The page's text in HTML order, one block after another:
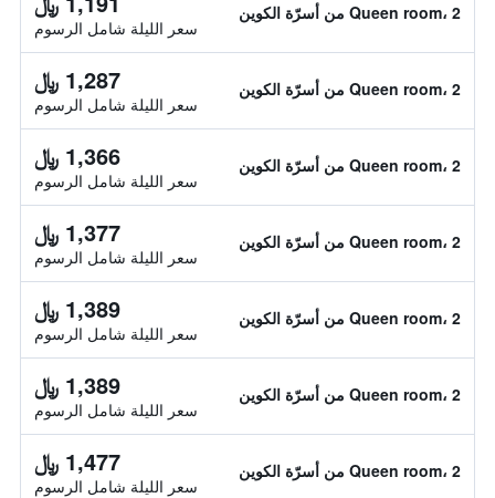
Queen room، 2 من أسرّة الكوين
سعر الليلة شامل الرسوم
Queen room، 2 من أسرّة الكوين 1,287 ﷼
سعر الليلة شامل الرسوم
Queen room، 2 من أسرّة الكوين 1,366 ﷼
سعر الليلة شامل الرسوم
Queen room، 2 من أسرّة الكوين 1,377 ﷼
سعر الليلة شامل الرسوم
Queen room، 2 من أسرّة الكوين 1,389 ﷼
سعر الليلة شامل الرسوم
Queen room، 2 من أسرّة الكوين 1,389 ﷼
سعر الليلة شامل الرسوم
Queen room، 2 من أسرّة الكوين 1,477 ﷼
سعر الليلة شامل الرسوم